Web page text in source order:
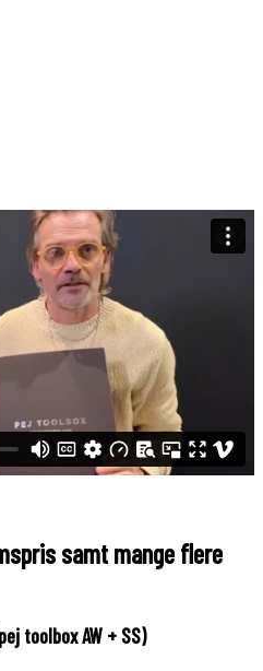
samt mange flere
toolbox AW + SS)